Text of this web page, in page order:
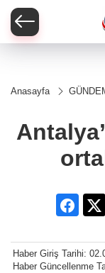
Anasayfa
Haber Giriş Tarihi:
Haber Güncellenme